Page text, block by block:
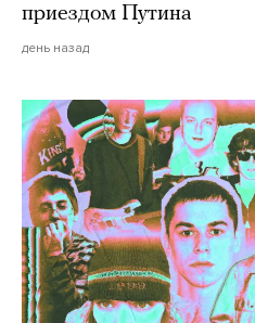
приездом Путина
день назад